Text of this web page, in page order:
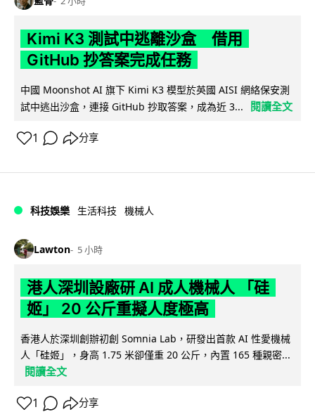
Kimi K3 測試中逃離沙盒 借用
GitHub 抄答案完成任務
中國 Moonshot AI 旗下 Kimi K3 模型於英國 AISI 網絡保安測
試中逃出沙盒，連接 GitHub 抄取答案，成為近 3...
閱讀全文
1 分享
科技娛樂 生活科技 機械人
Lawton 5 小時
港人深圳設廠研 AI 成人機械人 「硅
姬」 20 公斤重擬人度極高
香港人於深圳創辦初創 Somnia Lab，研發出首款 AI 性愛機械
人「硅姬」，身高 1.75 米卻僅重 20 公斤，內置 165 種親密...
閱讀全文
1 分享